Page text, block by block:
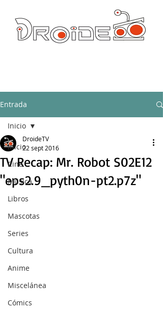
Entrada
Inicio
Cine
Música
Libros
Mascotas
Series
Cultura
Anime
Miscelánea
Cómics
Inicio
TV Recap: Mr. Robot S02E12
"eps2.9_pyth0n-pt2.p7z"
DroideTV
22 sept 2016